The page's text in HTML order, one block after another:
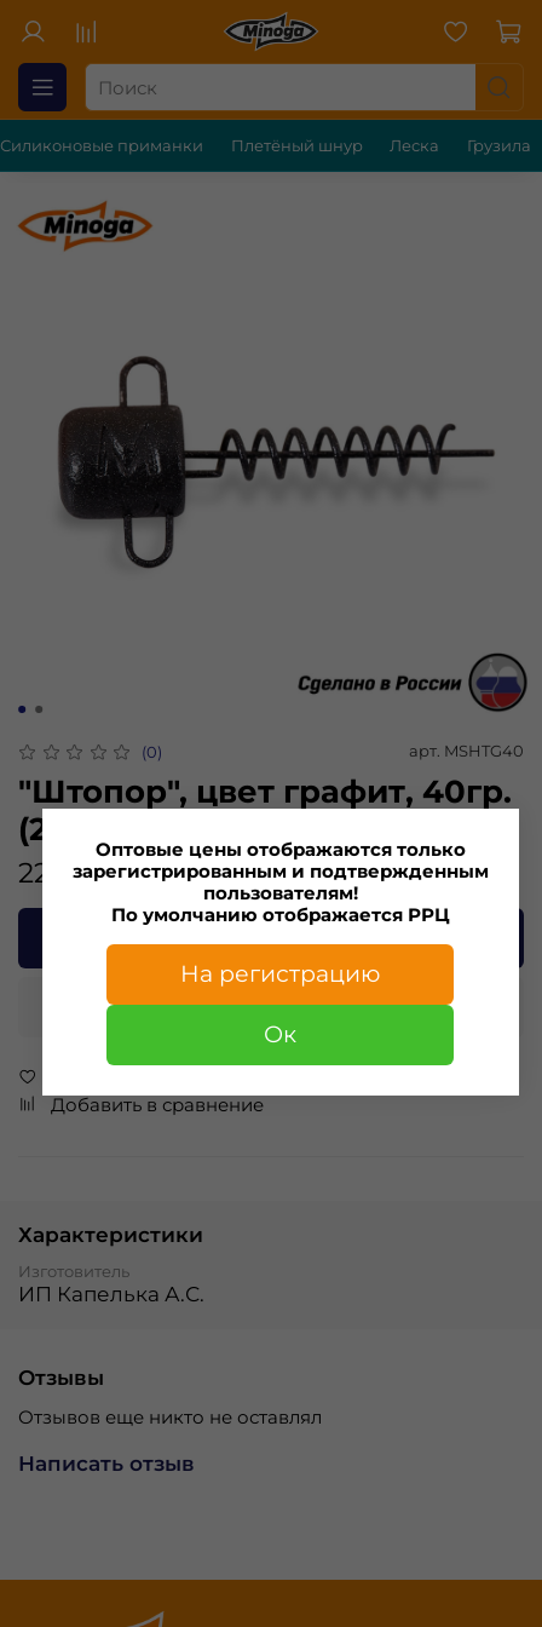
Силиконовые приманки Плетёный шнур Леска Грузила
(0) арт. MSHTG40
"Штопор", цвет графит, 40гр.
(2шт)
224.00 ₽
В корзину
Купить в 1 клик
Добавить в сравнение
Характеристики
Изготовитель
ИП Капелька А.С.
Отзывы
Отзывов еще никто не оставлял
Написать отзыв
Оптовые цены отображаются только
зарегистрированным и подтвержденным
пользователям!
По умолчанию отображается РРЦ
На регистрацию
Ок